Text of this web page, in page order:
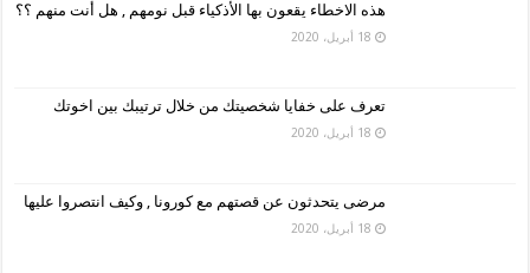
هذه الاخطاء يقعون بها الأذكياء قبل نومهم , هل أنت منهم ؟؟
18 أبريل، 2020
تعرف على خفايا شخصيتك من خلال ترتيبك بين اخوتك
18 أبريل، 2020
مرضى يتحدثون عن قصتهم مع كورونا , وكيف انتصروا عليها
18 أبريل، 2020